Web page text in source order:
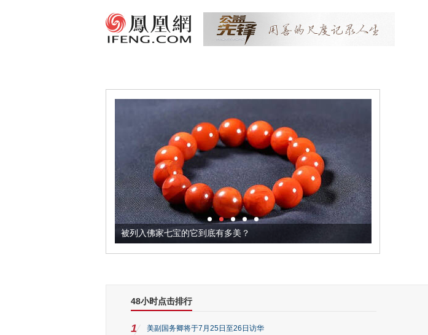
被列入佛家七宝的它到底有多美？ 这个3.2米
48小时点击排行
1 美副国务卿将于7月25日至26日访华